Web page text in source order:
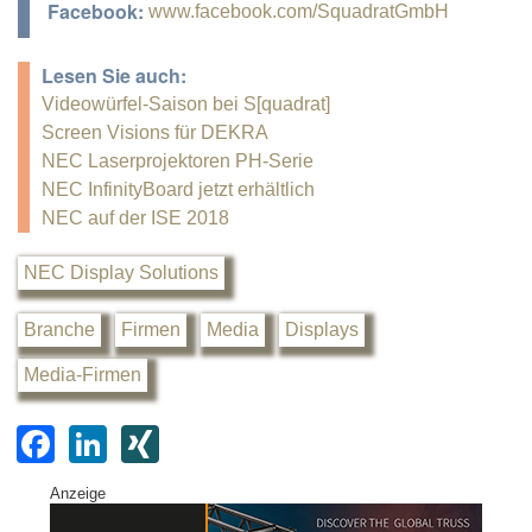
Facebook: www.facebook.com/SquadratGmbH
Lesen Sie auch:
Videowürfel-Saison bei S[quadrat]
Screen Visions für DEKRA
NEC Laserprojektoren PH-Serie
NEC InfinityBoard jetzt erhältlich
NEC auf der ISE 2018
NEC Display Solutions
Branche Firmen Media Displays
Media-Firmen
F
a
c
Li
k
G
Anzeige